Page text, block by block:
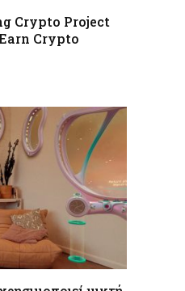
Crypto Project
Crypto